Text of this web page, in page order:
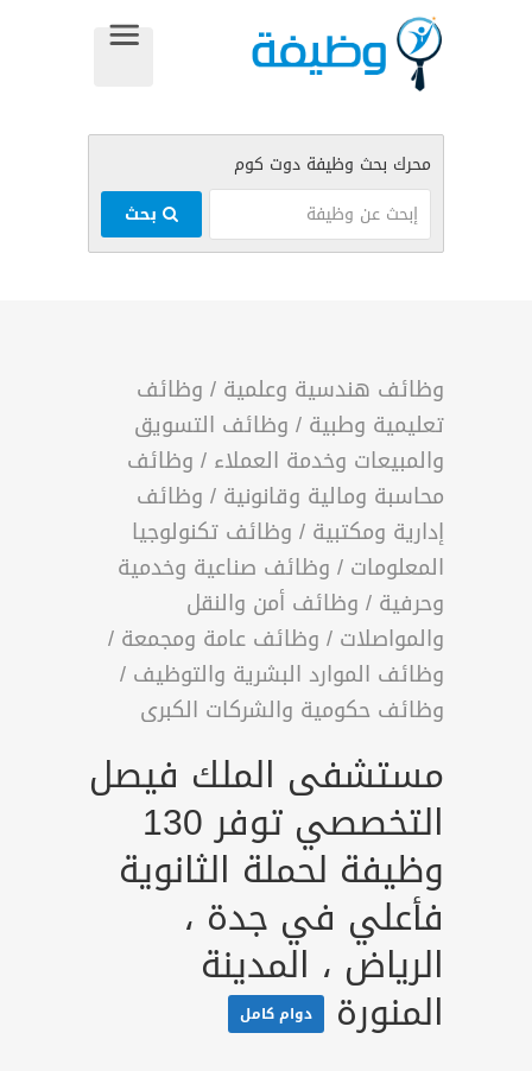
وظائف هندسية وعلمية / وظائف
تعليمية وطبية / وظائف التسويق
والمبيعات وخدمة العملاء / وظائف
محاسبة ومالية وقانونية / وظائف
إدارية ومكتبية / وظائف تكنولوجيا
المعلومات / وظائف صناعية وخدمية
وحرفية / وظائف أمن والنقل
والمواصلات / وظائف عامة ومجمعة /
وظائف الموارد البشرية والتوظيف /
وظائف حكومية والشركات الكبرى
مستشفى الملك فيصل
التخصصي توفر 130
وظيفة لحملة الثانوية
فأعلي في جدة ،
الرياض ، المدينة
المنورة دوام كامل